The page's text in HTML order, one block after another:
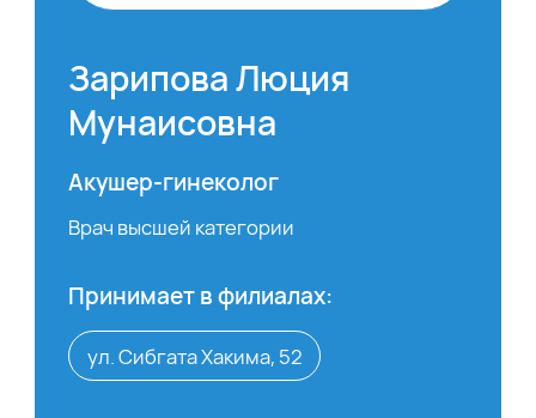
Зарипова Люция
Мунаисовна
Акушер-гинеколог
Врач высшей категории
Принимает в филиалах:
ул. Сибгата Хакима, 52